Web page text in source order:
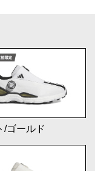
/ゴールド